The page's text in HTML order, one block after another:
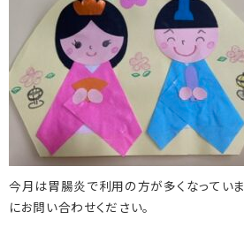
070-6454-
086-243-
今月は胃腸炎で利用の方が多くなっていま
にお問い合わせください。